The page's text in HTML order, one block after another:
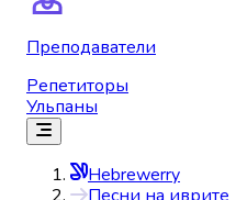
Преподаватели
Репетиторы
Ульпаны
Hebrewerry